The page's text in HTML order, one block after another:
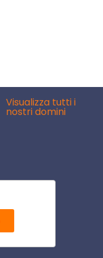
Visualizza tutti i
nostri domini